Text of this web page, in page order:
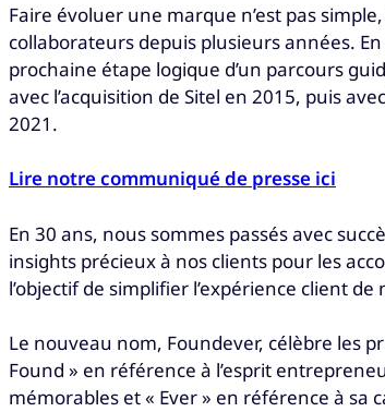
Faire évoluer une marque n’est pas
collaborateurs depuis plusieurs années.
prochaine étape logique d’un parcours
avec l’acquisition de Sitel en 2015, puis
2021.
Lire notre communiqué de presse ici
En 30 ans, nous sommes passés avec
insights précieux à nos clients pour les
l’objectif de simplifier l’expérience client
Le nouveau nom, Foundever, célèbre les
Found » en référence à l’esprit
mémorables et « Ever » en référence à sa